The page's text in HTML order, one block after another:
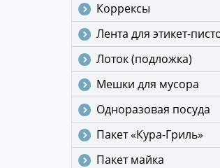
Коррексы
Лента для этикет-
Лоток (подложка)
Мешки для мусора
Одноразовая посуда
Пакет «Кура-Гриль»
Пакет майка